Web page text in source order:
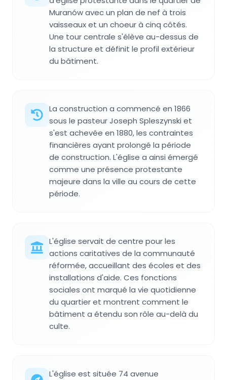
Muranów avec un plan de nef à trois
vaisseaux et un choeur à cinq côtés.
Une tour centrale s'élève au-dessus de
la structure et définit le profil extérieur
du bâtiment.
La construction a commencé en 1866
sous le pasteur Joseph Spleszynski et
s'est achevée en 1880, les contraintes
financières ayant prolongé la période
de construction. L'église a ainsi émergé
comme une présence protestante
majeure dans la ville au cours de cette
période.
L'église servait de centre pour les
actions caritatives de la communauté
réformée, accueillant des écoles et des
installations d'aide. Ces fonctions
sociales ont marqué la vie quotidienne
du quartier et montrent comment le
bâtiment a étendu son rôle au-delà du
culte.
L'église est située 74 avenue